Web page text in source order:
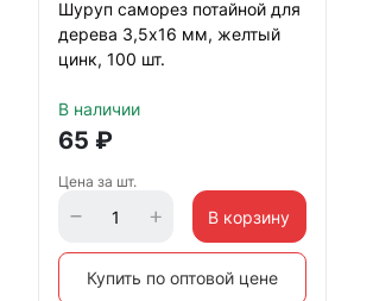
Шуруп саморез потайной для
дерева 3,5х16 мм, желтый
цинк, 100 шт.
В наличии
65 ₽
Цена за шт.
В корзину
Купить по оптовой цене